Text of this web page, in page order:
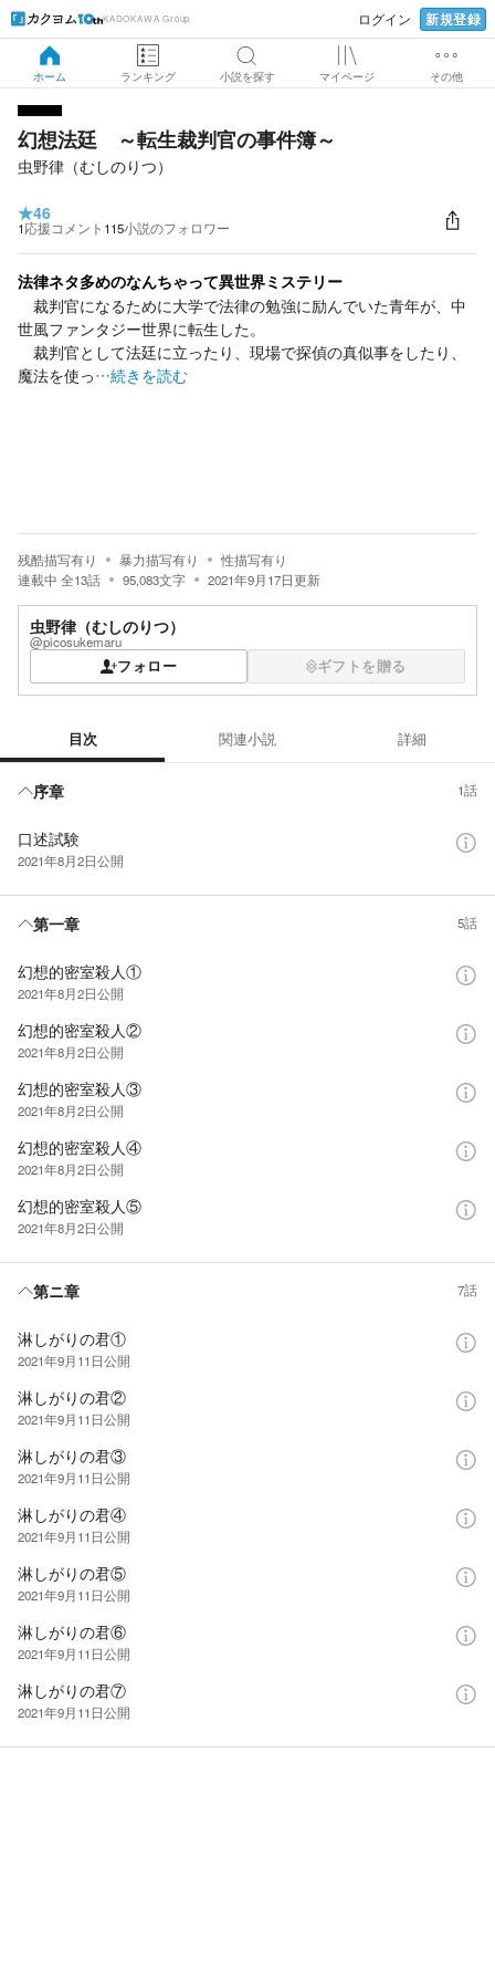
KADOKAWA Group ログイン 新規登録
ホーム ランキング 小説を探す マイページ その他
幻想法廷 ～転生裁判官の事件簿～
虫野律（むしのりつ）
★46
1応援コメント 115小説のフォロワー
法律ネタ多めのなんちゃって異世界ミステリー
裁判官になるために大学で法律の勉強に励んでいた青年が、中
世風ファンタジー世界に転生した。
裁判官として法廷に立ったり、現場で探偵の真似事をしたり、
魔法を使っ…続きを読む
残酷描写有り 暴力描写有り
性描写有り
連載中 全13話 95,083文字 2021年9月17日更新
虫野律（むしのりつ）
@picosukemaru
フォロー ギフトを贈る
目次 関連小説 詳細
序章 1話
口述試験
2021年8月2日公開
第一章 5話
幻想的密室殺人①
2021年8月2日公開
幻想的密室殺人②
2021年8月2日公開
幻想的密室殺人③
2021年8月2日公開
幻想的密室殺人④
2021年8月2日公開
幻想的密室殺人⑤
2021年8月2日公開
第ニ章 7話
淋しがりの君①
2021年9月11日公開
淋しがりの君②
2021年9月11日公開
淋しがりの君③
2021年9月11日公開
淋しがりの君④
2021年9月11日公開
淋しがりの君⑤
2021年9月11日公開
淋しがりの君⑥
2021年9月11日公開
淋しがりの君⑦
2021年9月11日公開